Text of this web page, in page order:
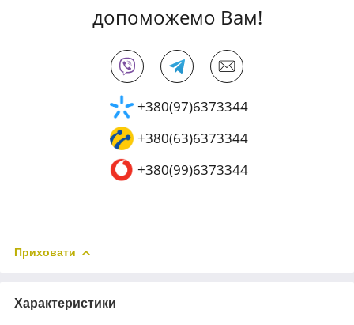
допоможемо Вам!
+380(97)6373344
+380(63)6373344
+380(99)6373344
Приховати
Характеристики